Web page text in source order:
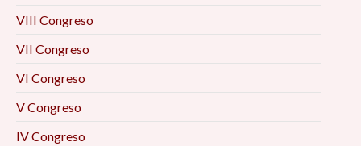
VIII Congreso
VII Congreso
VI Congreso
V Congreso
IV Congreso